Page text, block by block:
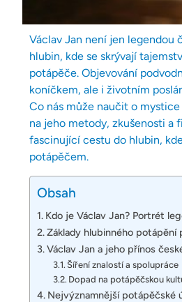
Václav Jan není jen legendou
hlubin, kde se skrývají
potápěče. Objevování
koníčkem, ale i životním
Co nás může naučit o
na jeho metody, zkušenosti a
fascinující cestu do hlubin,
potápěčem.
Obsah
Kdo je Václav Jan? Portrét
Základy hlubinného potápění
Václav Jan a jeho přínos
Šíření znalostí a spolupráce
Dopad na potápěčskou
Nejvýznamnější potápěčské